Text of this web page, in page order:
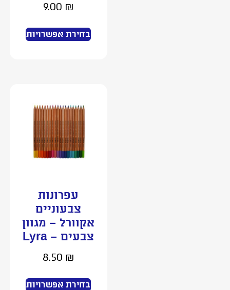
9.00₪
בחירת אפשרויות
עפרונות
צבעוניים
אקוורל – מגוון
צבעים – Lyra
8.50₪
בחירת אפשרויות